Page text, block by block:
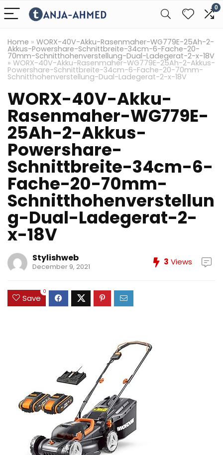
0
Home » WORX-40V-Akku-Rasenmaher-WG779E-25Ah-2-
Akkus-Powershare-Schnittbreite-34cm-6-Fache-20-
70mm-Schnitthohenverstellung-Dual-Ladegerat-2-x-18V
» WORX-40V-Akku-Rasenmaher-WG779E-25Ah-2-Akkus-
Powershare-Schnittbreite-34cm-6-Fache-20-70mm-
Schnitthohenverstellung-Dual-Ladegerat-2-x-18V
WORX-40V-Akku-
Rasenmaher-WG779E-
25Ah-2-Akkus-
Powershare-
Schnittbreite-34cm-6-
Fache-20-70mm-
Schnitthohenverstellun
g-Dual-Ladegerat-2-
x-18V
Stylishweb
December 9, 2021 3 Views
Save
0